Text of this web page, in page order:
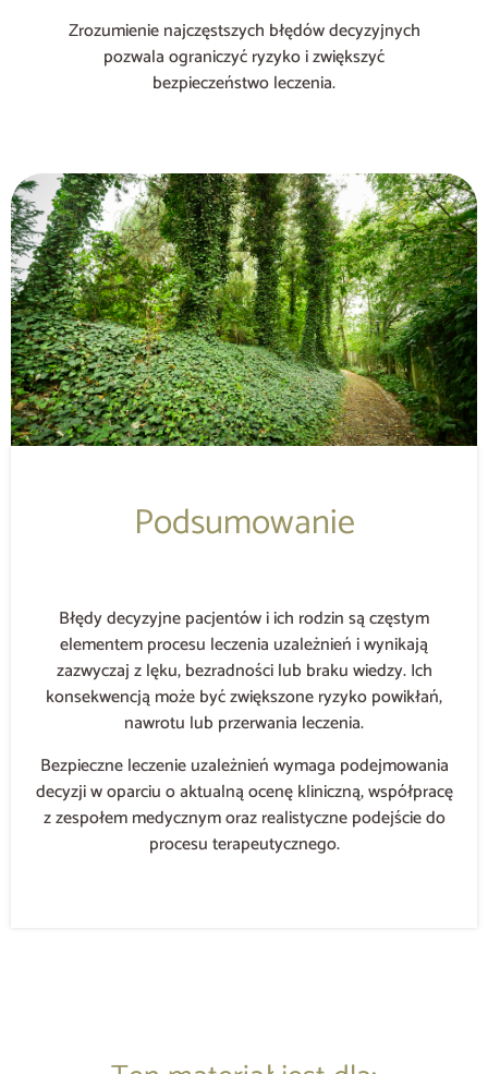
Zrozumienie najczęstszych błędów decyzyjnych
pozwala ograniczyć ryzyko i zwiększyć
bezpieczeństwo leczenia.
Podsumowanie
Błędy decyzyjne pacjentów i ich rodzin są częstym
elementem procesu leczenia uzależnień i wynikają
zazwyczaj z lęku, bezradności lub braku wiedzy. Ich
konsekwencją może być zwiększone ryzyko powikłań,
nawrotu lub przerwania leczenia.
Bezpieczne leczenie uzależnień wymaga podejmowania
decyzji w oparciu o aktualną ocenę kliniczną, współpracę
z zespołem medycznym oraz realistyczne podejście do
procesu terapeutycznego.